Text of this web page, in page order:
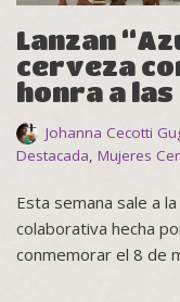
Lanzan
cerveza
honra a
Johanna Cecotti
Destacada Mujeres
Esta semana sale a
colaborativa hecha
conmemorar el 8 de